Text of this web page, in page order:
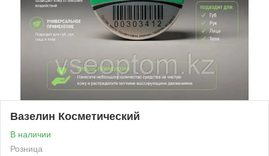
Вазелин Косметический
В наличии
Розница